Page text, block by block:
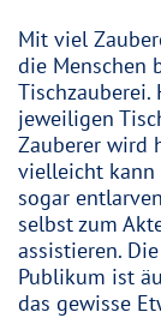
Mit viel
die Menschen
jeweiligen
Zauberer wird
vielleicht kann
sogar
selbst zum
assistieren.
Publikum ist
das gewisse